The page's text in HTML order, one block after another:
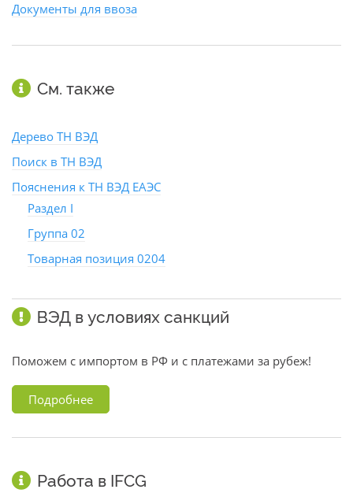
Документы для ввоза
См. также
Дерево ТН ВЭД
Поиск в ТН ВЭД
Пояснения к ТН ВЭД ЕАЭС
Раздел I
Группа 02
Товарная позиция 0204
ВЭД в условиях санкций
Поможем с импортом в РФ и с платежами за рубеж!
Подробнее
Работа в IFCG